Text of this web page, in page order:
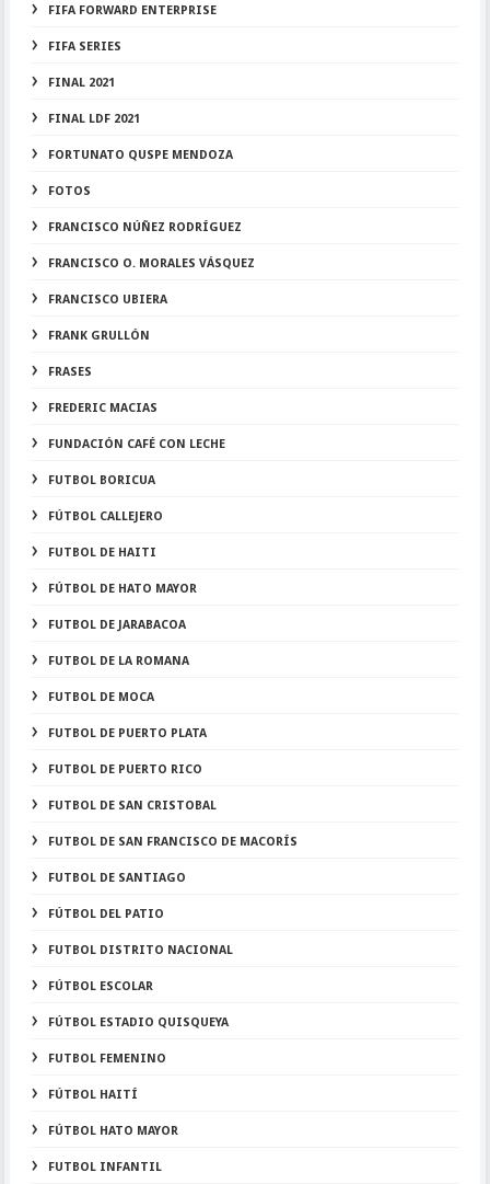
FIFA FORWARD ENTERPRISE
FIFA SERIES
FINAL 2021
FINAL LDF 2021
FORTUNATO QUSPE MENDOZA
FOTOS
FRANCISCO NÚÑEZ RODRÍGUEZ
FRANCISCO O. MORALES VÁSQUEZ
FRANCISCO UBIERA
FRANK GRULLÓN
FRASES
FREDERIC MACIAS
FUNDACIÓN CAFÉ CON LECHE
FUTBOL BORICUA
FÚTBOL CALLEJERO
FUTBOL DE HAITI
FÚTBOL DE HATO MAYOR
FUTBOL DE JARABACOA
FUTBOL DE LA ROMANA
FUTBOL DE MOCA
FUTBOL DE PUERTO PLATA
FUTBOL DE PUERTO RICO
FUTBOL DE SAN CRISTOBAL
FUTBOL DE SAN FRANCISCO DE MACORÍS
FUTBOL DE SANTIAGO
FÚTBOL DEL PATIO
FUTBOL DISTRITO NACIONAL
FÚTBOL ESCOLAR
FÚTBOL ESTADIO QUISQUEYA
FUTBOL FEMENINO
FÚTBOL HAITÍ
FÚTBOL HATO MAYOR
FUTBOL INFANTIL